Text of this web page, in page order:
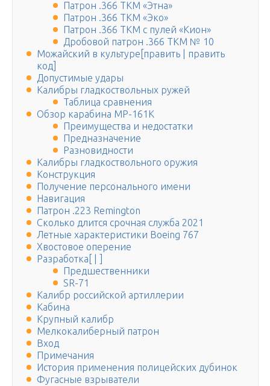
Патрон .366 ТКМ «Этна»
Патрон .366 ТКМ «Эко»
Патрон .366 ТКМ с пулей «Кион»
Дробовой патрон .366 ТКМ № 10
Можайский в культуре[править | править
код]
Допустимые удары
Калибры гладкоствольных ружей
Таблица сравнения
Обзор карабина МР-161К
Преимущества и недостатки
Предназначение
Разновидности
Калибры гладкоствольного оружия
Конструкция
Получение персонального имени
Навигация
Патрон .223 Remington
Сколько длится срочная служба 2021
Летные характеристики Boeing 767
Хвостовое оперение
Разработка[ | ]
Предшественники
SR-71
Калибр российской артиллерии
Кабина
Крупный калибр
Мелкокалиберный патрон
Вход
Примечания
История применения полицейских дубинок
Фугасные взрыватели